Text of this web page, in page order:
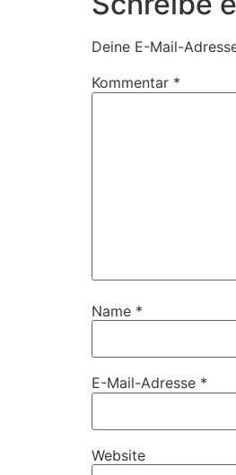
Deine E-Mail-
Kommentar *
Name *
E-Mail-Adresse *
Website